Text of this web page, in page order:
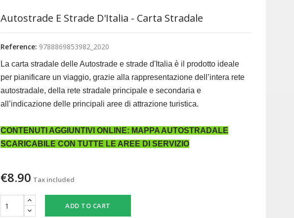
Autostrade E Strade D'Italia - Carta Stradale
Reference: 9788869853982_2020
La carta stradale delle Autostrade e strade d'Italia è il prodotto ideale
per pianificare un viaggio, grazie alla rappresentazione dell’intera rete
autostradale, della rete stradale principale e secondaria e
all’indicazione delle principali aree di attrazione turistica.
CONTENUTI AGGIUNTIVI ONLINE: MAPPA AUTOSTRADALE
SCARICABILE CON TUTTE LE AREE DI SERVIZIO
€8.90 Tax included
ADD TO CART